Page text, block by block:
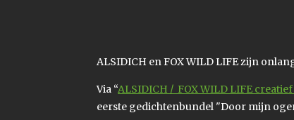
ALSIDICH en FOX WILD LIFE zijn
Via “ALSIDICH / FOX WILD LIFE
eerste gedichtenbundel "Door mijn